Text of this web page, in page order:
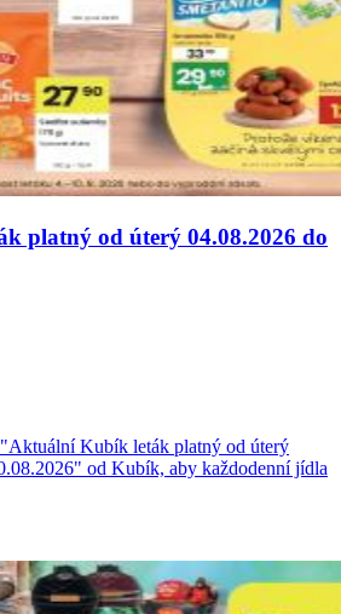
platný od úterý 04.08.2026 do
Kubík leták platný od úterý
od Kubík, aby každodenní jídla